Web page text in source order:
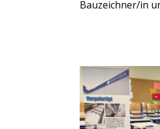
Bauzeichner/in